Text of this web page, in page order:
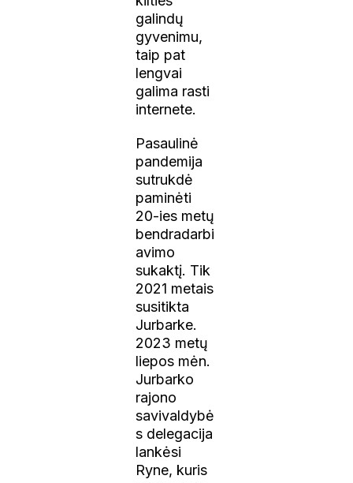
galindų
gyvenimu,
taip pat
lengvai
galima rasti
internete.
Pasaulinė
pandemija
sutrukdė
paminėti
20-ies metų
bendradarbi
avimo
sukaktį. Tik
2021 metais
susitikta
Jurbarke.
2023 metų
liepos mėn.
Jurbarko
rajono
savivaldybė
s delegacija
lankėsi
Ryne, kuris